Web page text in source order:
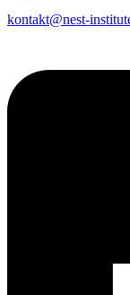
kontakt@nest-